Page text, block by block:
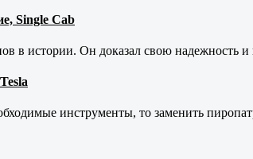
Single Cab
в истории. Он доказал свою надежность
инструменты, то заменить